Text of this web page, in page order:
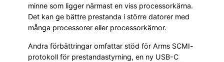
minne som ligger närmast en viss processorkärna.
Det kan ge bättre prestanda i större datorer med
många processorer eller processorkärnor.
Andra förbättringar omfattar stöd för Arms SCMI-
protokoll för prestandastyrning, en ny USB-C